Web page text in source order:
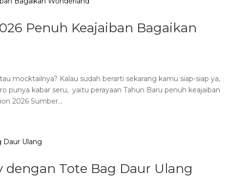
Penuh Keajaiban Bagaikan
mocktailnya? Kalau sudah berarti sekarang kamu siap-siap ya,
punya kabar seru, yaitu perayaan Tahun Baru penuh keajaiban
2026 Sumber...
Tote Bag Daur Ulang